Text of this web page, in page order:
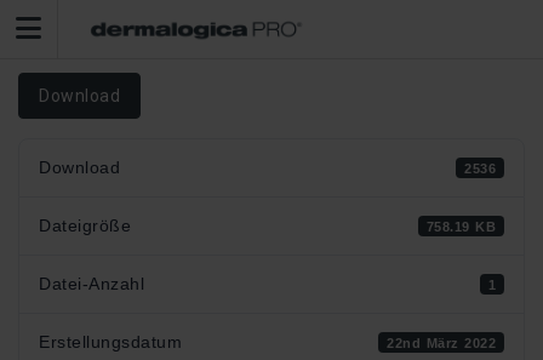
Download
Download 2536
Dateigröße 758.19 KB
Datei-Anzahl 1
Erstellungsdatum 22nd März 2022